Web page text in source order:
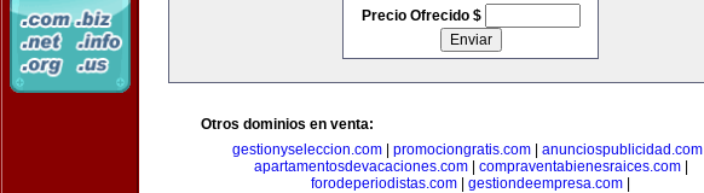
Precio Ofrecido $
Otros dominios en venta:
gestionyseleccion.com| promociongratis.com| anunciospublicidad.com|
apartamentosdevacaciones.com| compraventabienesraices.com|
forodeperiodistas.com
gestiondeempresa.com